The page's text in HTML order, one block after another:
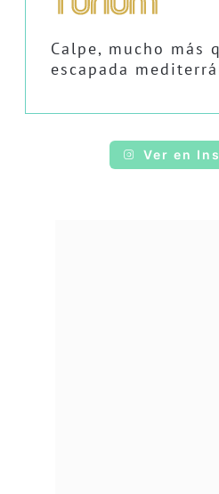
Calpe, mucho más
escapada
Ver en